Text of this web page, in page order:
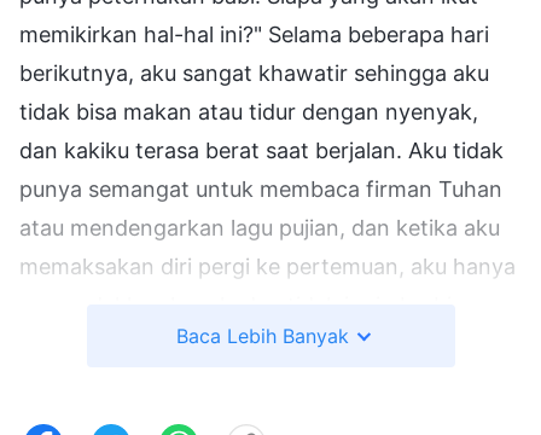
memikirkan hal-hal ini?" Selama beberapa hari
berikutnya, aku sangat khawatir sehingga aku
tidak bisa makan atau tidur dengan nyenyak,
dan kakiku terasa berat saat berjalan. Aku tidak
punya semangat untuk membaca firman Tuhan
atau mendengarkan lagu pujian, dan ketika aku
memaksakan diri pergi ke pertemuan, aku hanya
Kemudian, setelah mengetahui keadaanku,
firman Tuhan ini: "
Engkau Harus Menjadi Saksi
Baca Lebih Banyak